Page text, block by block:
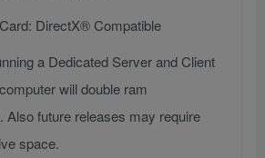
DirectX® Compatible
a Dedicated Server and Client
will double ram
Also future releases may require
space.